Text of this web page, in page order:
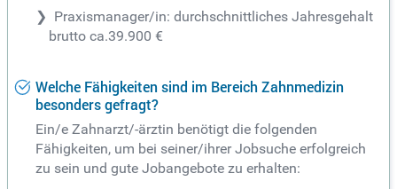
Praxismanager/in: durchschnittliches Jahresgehalt
brutto ca.39.900 €
Welche Fähigkeiten sind im Bereich Zahnmedizin
besonders gefragt?
Ein/e Zahnarzt/-ärztin benötigt die folgenden
Fähigkeiten, um bei seiner/ihrer Jobsuche erfolgreich
zu sein und gute Jobangebote zu erhalten: